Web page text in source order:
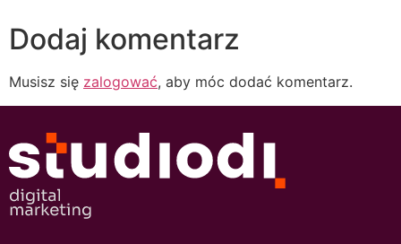
Dodaj komentarz
Musisz się zalogować, aby móc dodać komentarz.